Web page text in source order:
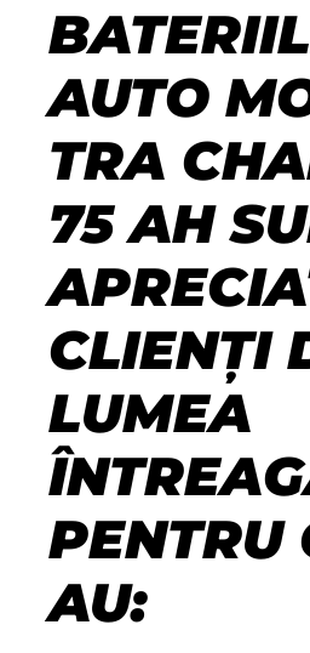
AUTO
TRA
75 AH
CLIENȚI
LUMEA
PENTRU
AU: